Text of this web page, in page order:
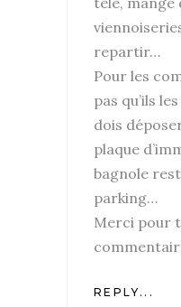
repartir…
Pour les
pas qu’ils
dois
plaque
bagnole
parking…
Merci pour
REPLY...